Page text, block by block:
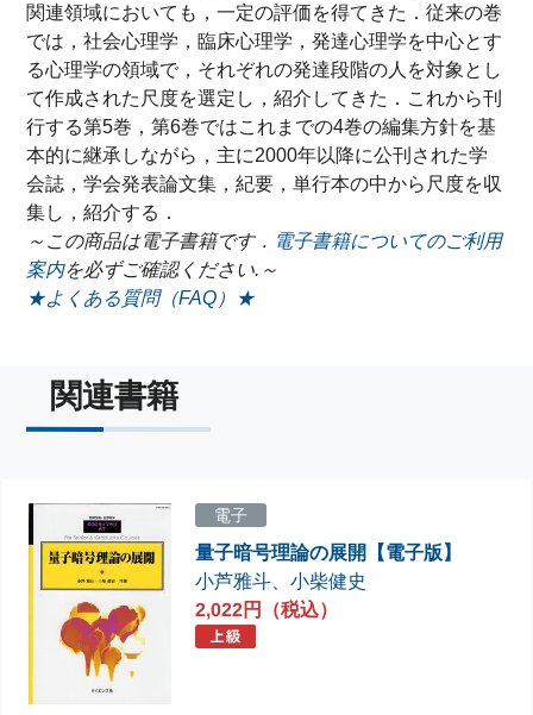
関連領域においても，一定の評価を得てきた．従来の巻
では，社会心理学，臨床心理学，発達心理学を中心とす
る心理学の領域で，それぞれの発達段階の人を対象とし
て作成された尺度を選定し，紹介してきた．これから刊
行する第5巻，第6巻ではこれまでの4巻の編集方針を基
本的に継承しながら，主に2000年以降に公刊された学
会誌，学会発表論文集，紀要，単行本の中から尺度を収
集し，紹介する．
～この商品は電子書籍です． 電子書籍についてのご利用
案内を必ずご確認ください.～
★よくある質問（FAQ）★
関連書籍
電子
量子暗号理論の展開【電子版】
小芦雅斗 、小柴健史
2,022円（税込）